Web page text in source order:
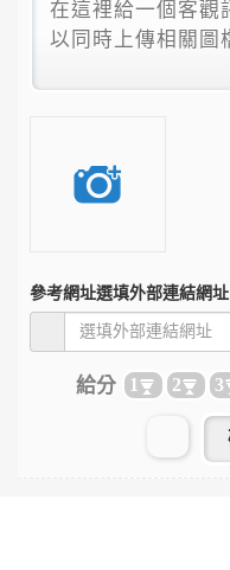
參考網址選填外部連結網址
給分 1 2 3